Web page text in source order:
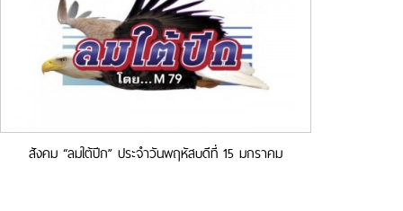
สังคม “ลมใต้ปีก” ประจำวันพฤหัสบดีที่ 15 มกราคม